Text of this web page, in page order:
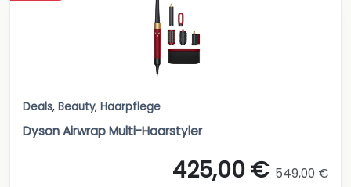
Deals, Beauty, Haarpflege
Dyson Airwrap Multi-Haarstyler
425,00 € 549,00 €